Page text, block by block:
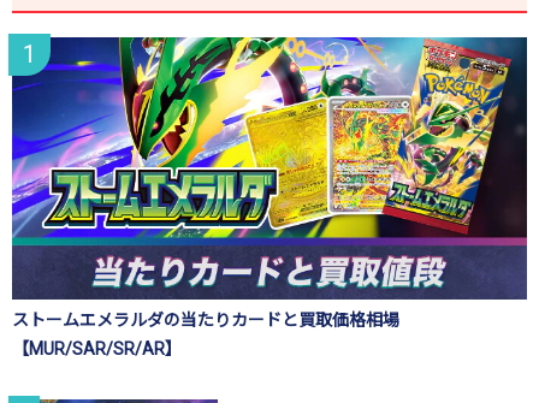
ストームエメラルダの当たりカードと買取価格相場
【MUR/SAR/SR/AR】